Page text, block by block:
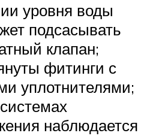
уровня воды
подсасывать
клапан;
фитинги с
уплотнителями;
наблюдается